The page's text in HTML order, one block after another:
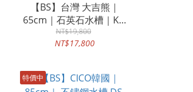
【BS】台灣 大吉熊｜
65cm｜石英石水槽｜KL-
Q765-B｜KL-Q7065-G｜
KL-Q7065-O
NT$19,800
NT$17,800
特價中